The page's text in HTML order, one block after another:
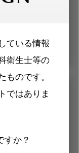
ている情報
衛生士等の
ものです。
ではありま
すか？